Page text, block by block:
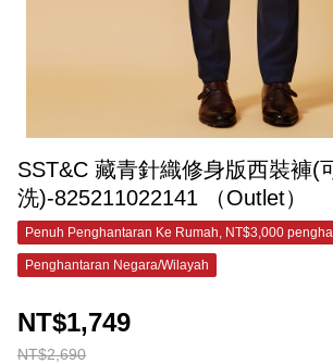
SST&C 藏青針織修身版西裝褲(
洗)-825211022141 （Outlet）
Penuh Penghantaran Ke Rumah, NT$3,000
Penghantaran Negara/Wilayah
NT$2,690
NT$1,749